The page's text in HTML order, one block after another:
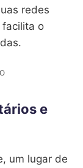
redes
facilita o
e
um lugar de